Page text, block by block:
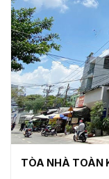
TÒA NHÀ TOÀN